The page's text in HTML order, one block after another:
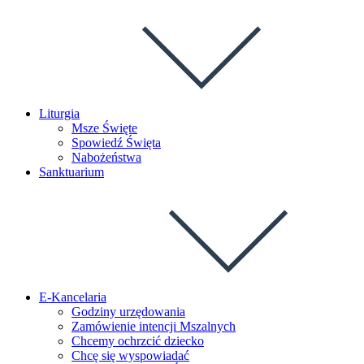
Liturgia
Msze Święte
Spowiedź Święta
Nabożeństwa
Sanktuarium
E-Kancelaria
Godziny urzędowania
Zamówienie intencji Mszalnych
Chcemy ochrzcić dziecko
Chcę się wyspowiadać